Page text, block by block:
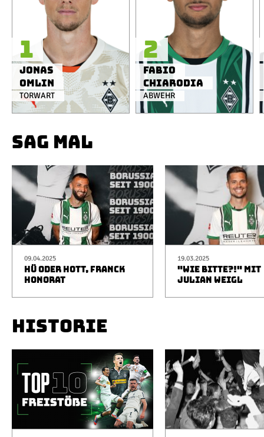
TORWART
Jonas
Omlin
1
ABWEHR
Fabio
Chiarodia
2
SAG MAL
09.04.2025
HÜ ODER HOTT, FRANCK
HONORAT
19.03.2025
"WIE BITTE?!" MIT
JULIAN WEIGL
HISTORIE